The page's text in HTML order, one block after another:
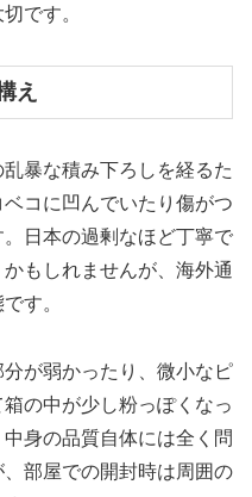
です。
え
暴な積み下ろしを経るた
コに凹んでいたり傷がつ
日本の過剰なほど丁寧で
もしれませんが、海外通
す。
が弱かったり、微小なピ
の中が少し粉っぽくなっ
身の品質自体には全く問
部屋での開封時は周囲の